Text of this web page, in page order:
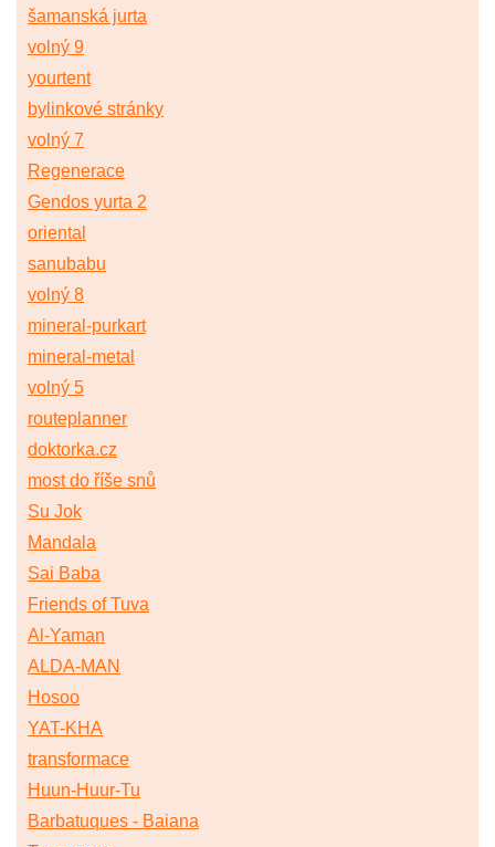
šamanská jurta
volný 9
yourtent
bylinkové stránky
volný 7
Regenerace
Gendos yurta 2
oriental
sanubabu
volný 8
mineral-purkart
mineral-metal
volný 5
routeplanner
doktorka.cz
most do říše snů
Su Jok
Mandala
Sai Baba
Friends of Tuva
Al-Yaman
ALDA-MAN
Hosoo
YAT-KHA
transformace
Huun-Huur-Tu
Barbatuques - Baiana